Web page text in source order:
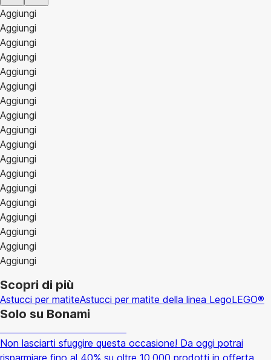
Aggiungi
Aggiungi
Aggiungi
Aggiungi
Aggiungi
Aggiungi
Aggiungi
Aggiungi
Aggiungi
Aggiungi
Aggiungi
Aggiungi
Aggiungi
Aggiungi
Aggiungi
Aggiungi
Aggiungi
Aggiungi
Scopri di più
Astucci per matiteAstucci per matite della linea LegoLEGO®
Solo su Bonami
Non lasciarti sfuggire questa occasione! Da oggi potrai
risparmiare fino al 40% su oltre 10.000 prodotti in offerta